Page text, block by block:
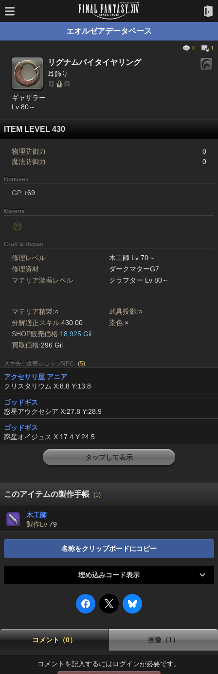
エオルゼアデータベース
0 1
リグナムバイタイヤリング
耳飾り
ギャザラー
Lv 80～
ITEM LEVEL 430
物理防御力
0
魔法防御力
0
Bonuses
GP +69
Materia
Craft & Repair
修理レベル
木工師 Lv 70～
修理資材
ダークマターG7
マテリア装着レベル
クラフター Lv 80～
マテリア精製:○ 武具投影:○
分解適正スキル:430.00 染色:×
SHOP販売価格:18,925 Gil
買取価格:296 Gil
入手先 : 販売ショップNPC (5)
アクセサリ屋 アニア
クリスタリウム X:8.8 Y:13.8
ゴッドギス
惑星アウクセシア X:27.8 Y:28.9
ゴッドギス
惑星オイジュス X:17.4 Y:24.5
タップして表示
このアイテムの製作手帳 (1)
木工師
製作Lv 79
名称をクリップボードにコピー
埋め込みコード表示
コメント（0） 画像（1）
コメントを記入するにはログインが必要です。